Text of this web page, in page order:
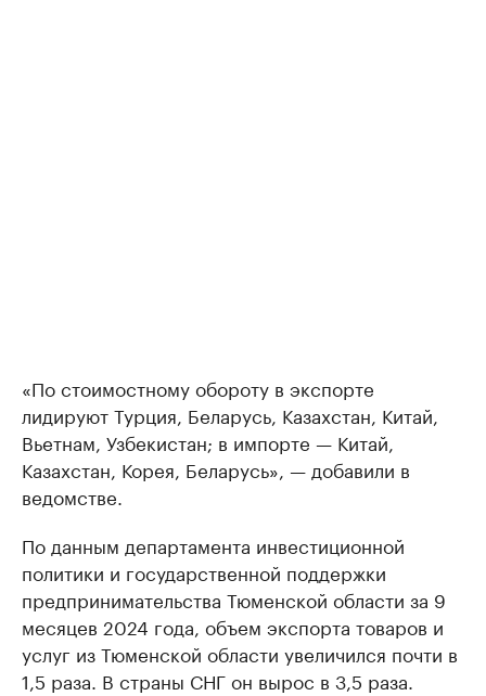
«По стоимостному обороту в экспорте
лидируют Турция, Беларусь, Казахстан, Китай,
Вьетнам, Узбекистан; в импорте — Китай,
Казахстан, Корея, Беларусь», — добавили в
ведомстве.
По данным департамента инвестиционной
политики и государственной поддержки
предпринимательства Тюменской области за 9
месяцев 2024 года, объем экспорта товаров и
услуг из Тюменской области увеличился почти в
1,5 раза. В страны СНГ он вырос в 3,5 раза.